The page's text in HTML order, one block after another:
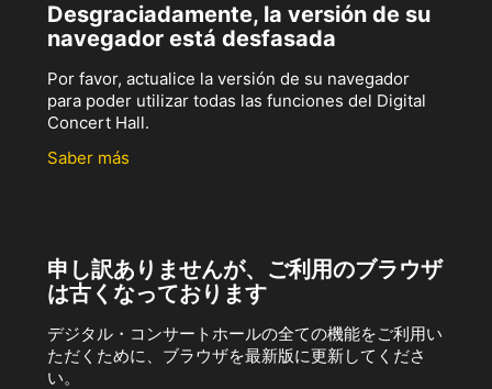
Desgraciadamente, la versión de su
navegador está desfasada
Por favor, actualice la versión de su navegador
para poder utilizar todas las funciones del Digital
Concert Hall.
Saber más
申し訳ありませんが、ご利用のブラウザ
は古くなっております
デジタル・コンサートホールの全ての機能をご利用い
ただくために、ブラウザを最新版に更新してくださ
い。